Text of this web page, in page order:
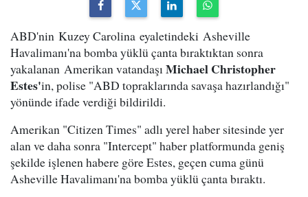
ABD'nin Kuzey Carolina eyaletindeki Asheville
Havalimanı'na bomba yüklü çanta bıraktıktan sonra
yakalanan Amerikan vatandaşıMichael Christopher
Estes'in, polise "ABD topraklarında savaşa hazırlandığı"
yönünde ifade verdiği bildirildi.
Amerikan "Citizen Times" adlı yerel haber sitesinde yer
alan ve daha sonra "Intercept" haber platformunda geniş
şekilde işlenen habere göre Estes, geçen cuma günü
Asheville Havalimanı'na bomba yüklü çanta bıraktı.